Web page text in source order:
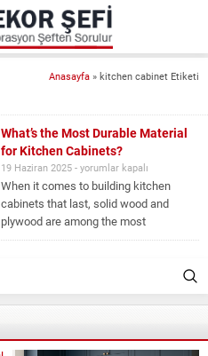
Anasayfa » kitchen cabinet Etiketi
What’s the Most Durable Material
for Kitchen Cabinets?
19 Haziran 2025 - What’s
the
Most
Durable
Material
için
yorumlar kapalı
When it comes to building kitchen
cabinets that last, solid wood and
plywood are among the most
dependable choices. Solid wood brings